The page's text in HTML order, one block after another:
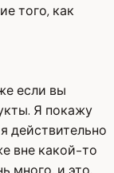
того, как
если вы
Я покажу
действительно
вне какой-то